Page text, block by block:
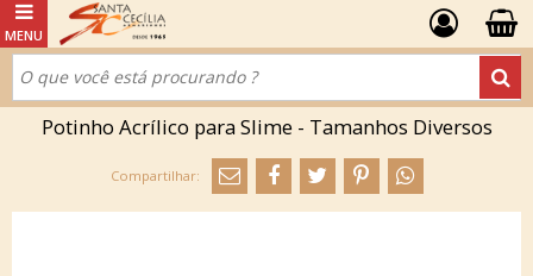
Potinho Acrílico para Slime - Tamanhos Diversos